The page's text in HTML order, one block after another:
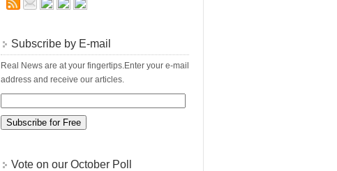
Subscribe by E-mail
Real News are at your fingertips.Enter your e-mail
address and receive our articles.
Vote on our October Poll